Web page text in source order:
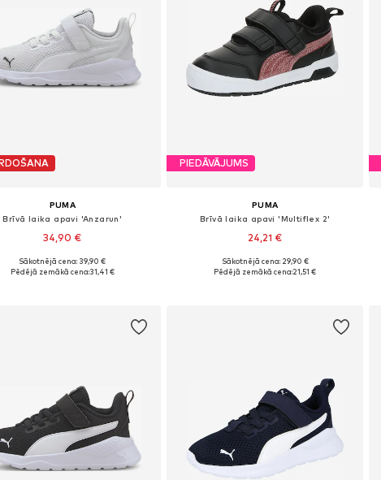
PUMA
Brīvā laika apavi 'Anzarun'
34,90 €
+2
izmēri: 28, 30, 31, 32, 33, 34
Sākotnējā cena: 39,90 €
Pēdējā zemākā cena:31,41 €
PIEDĀVĀJUMS
PUMA
Brīvā laika apavi 'Multiflex 2'
24,21 €
Pieejams daudzos izmēros
Sākotnējā cena: 29,90 €
Pēdējā zemākā cena:21,51 €